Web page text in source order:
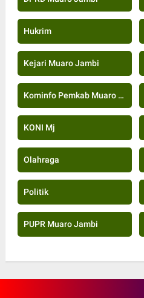
Hukrim
Kejari Muaro Jambi
Kominfo Pemkab Muaro Jambi
KONI Mj
Olahraga
Politik
PUPR Muaro Jambi